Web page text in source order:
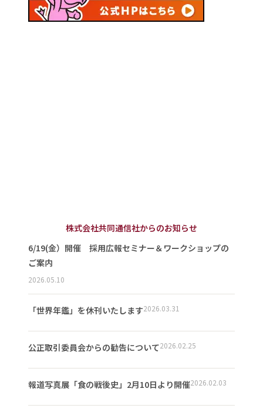
株式会社共同通信社からのお知らせ
6/19(金）開催 採用広報セミナー＆ワークショップの
ご案内
2026.05.10
「世界年鑑」を休刊いたします2026.03.31
公正取引委員会からの勧告について2026.02.25
報道写真展「食の戦後史」2月10日より開催2026.02.03